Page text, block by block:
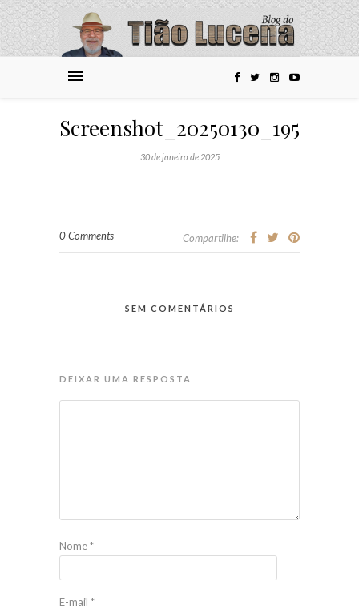
30 de janeiro de 2025
0 Comments Compartilhe:
SEM COMENTÁRIOS
DEIXAR UMA RESPOSTA
Nome*
E-mail *